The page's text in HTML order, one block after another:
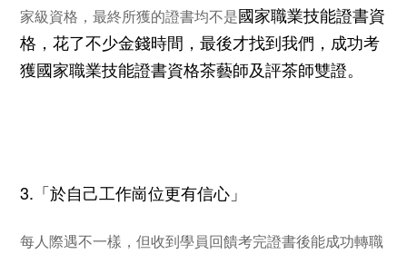
家級資格，最終所獲的證書均不是國家職業技能證書資
格，花了不少金錢時間，最後才找到我們，成功考
獲國家職業技能證書資格茶藝師及評茶師雙證。
3.「於自己工作崗位更有信心」
每人際遇不一樣，但收到學員回饋考完證書後能成功轉職